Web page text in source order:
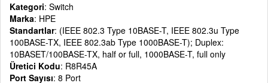
Kategori: Switch
Marka: HPE
Standartlar: (IEEE 802.3 Type 10BASE-T, IEEE 802.3u Type
100BASE-TX, IEEE 802.3ab Type 1000BASE-T); Duplex:
10BASET/100BASE-TX, half or full, 1000BASE-T, full only
Üretici Kodu: R8R45A
Port Sayısı: 8 Port